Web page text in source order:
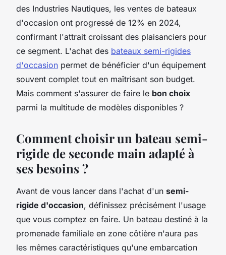
des Industries Nautiques, les ventes de bateaux
d'occasion ont progressé de 12% en 2024,
confirmant l'attrait croissant des plaisanciers pour
ce segment. L'achat des bateaux semi-rigides
d'occasion permet de bénéficier d'un équipement
souvent complet tout en maîtrisant son budget.
Mais comment s'assurer de faire le bon choix
parmi la multitude de modèles disponibles ?
Comment choisir un bateau semi-
rigide de seconde main adapté à
ses besoins ?
Avant de vous lancer dans l'achat d'un semi-
rigide d'occasion, définissez précisément l'usage
que vous comptez en faire. Un bateau destiné à la
promenade familiale en zone côtière n'aura pas
les mêmes caractéristiques qu'une embarcation